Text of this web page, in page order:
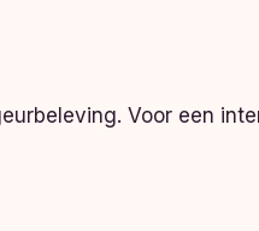
Voor een